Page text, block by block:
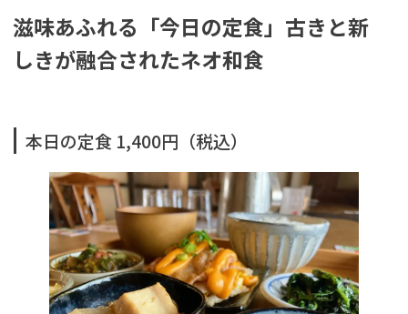
滋味あふれる「今日の定食」古きと新
しきが融合されたネオ和食
本日の定食 1,400円（税込）